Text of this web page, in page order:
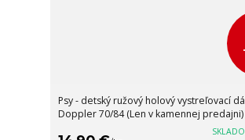
Psy - detský ružový holový vystreľovací
Doppler 70/84 (Len v kamennej predajni)